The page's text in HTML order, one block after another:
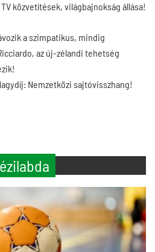
közvetítések, világbajnokság állása!
a szimpatikus, mindig
az új-zélandi tehetség
Nemzetközi sajtóvisszhang!